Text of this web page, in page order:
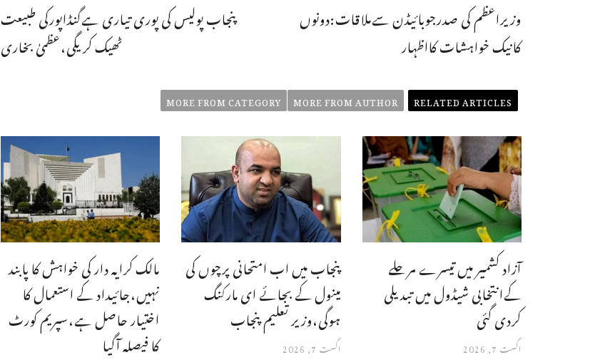
پنجاب پولیس کی پوری تیاری ہےگنڈاپورکی طبیعت
ٹھیک کریگی،عظمیٰ بخاری
وزیراعظم کی صدرجوبائیڈن سےملاقات:دونوں
کانیک خواہشات کااظہار
RELATED ARTICLES
MORE FROM AUTHOR
MORE FROM CATEGORY
مالک کرایہ دار کی خواہش کا پابند
نہیں،جائیداد کے استعمال کا
اختیار حاصل ہے،سپریم کورٹ
کا فیصلہ آگیا
پنجاب میں اب امتحانی پرچوں کی
مینول کے بجائے ای مارکنگ
ہوگی،وزیر تعلیم پنجاب
اگست 7, 2026
آزاد کشمیر میں تیسرے مرحلے
کےانتخابی شیڈول میں تبدیلی
کردی گئی
اگست 7, 2026